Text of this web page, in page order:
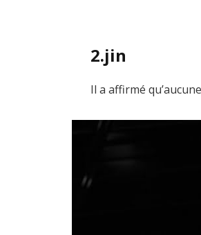
2.jin
Il a affirmé